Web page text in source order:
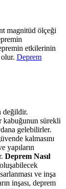
magnitüd ölçeği
etkilerinin
olur.Deprem
gelebilirler.
kalmasını
yapıların
Deprem Nasıl
ve inşa
inşası, deprem